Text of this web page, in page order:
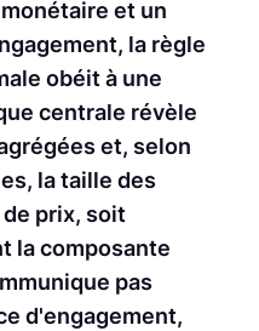
et un
la règle
obéit à une
centrale révèle
et, selon
la taille des
prix, soit
la composante
pas
d'engagement,